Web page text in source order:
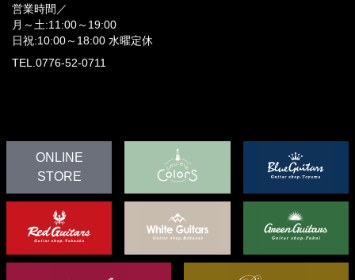
営業時間／
月～土:11:00～19:00
日祝:10:00～18:00 水曜定休
TEL.0776-52-0711
ONLINE
STORE